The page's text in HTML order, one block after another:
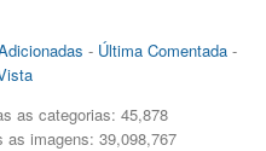
- Última Comentada-
as categorias: 45,878
imagens: 39,098,767